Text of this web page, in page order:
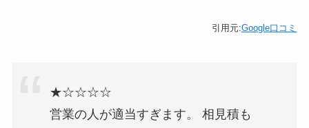
引用元:Google口コミ
★☆☆☆☆
営業の人が適当すぎます。 相見積も